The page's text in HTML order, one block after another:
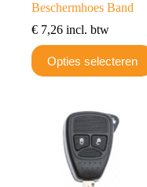
Beschermhoes Band
€ 7,26 incl. btw
Opties selecteren
Dit
product
heeft
gekozen